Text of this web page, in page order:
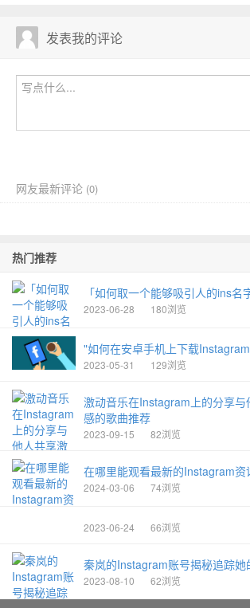
发表我的评论
网友最新评论 (0)
热门推荐
「如何取一个能够吸引人的ins名
2023-06-28 180浏览
"如何在安卓手机上下载
2023-05-31 129浏览
激动音乐在Instagram上的分享
感的歌曲推荐
2023-09-15 82浏览
在哪里能观看最新的Instagram资
2024-03-06 74浏览
2023-06-24 66浏览
秦岚的Instagram账号揭秘追踪她
2023-08-10 62浏览